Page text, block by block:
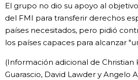
El grupo no dio su apoyo al
del FMI para transferir derechos
países necesitados, pero pidió
los países capaces para alcanzar
(Información adicional de Christian
Guarascio, David Lawder y Angelo